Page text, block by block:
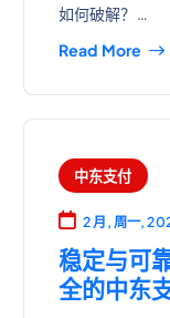
如何破解？…
Read More
中东支付
2 月, 周一,
稳定与可
全的中东